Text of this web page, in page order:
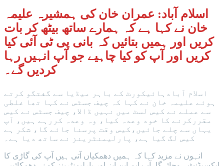
اسلام آباد: عمران خان کی ہمشیرہ علیمہ
خان نے کہا ہے کہ ہمارے ساتھ بیٹھ کر بات
کریں اور ہمیں بتائیں کہ بانی پی ٹی آئی کیا
کریں اور آپ کو کیا چاہیے جو آپ انہیں رہا
کردیں گے۔
اسلام آبادہائیکورٹ کے باہر میڈیا سے گفتگو کرتے
ہوئے علیمہ خان نے کہا کہ چیف جسٹس نے کہا تھا غلطی
سے عملے نے کیس لسٹ میں نہیں ڈالا، چیف جسٹس نے کیس
مقررکرنے کا خود وعدہ کیا، وہ وعدہ کررہے ہیں، آپ
یہاں سے چلے جائیں،کیس وقت پرسنا جائے گا، شکر ہے
کیس لگ گیا ہے، پارلیمنٹرینز نے ساتھ دیا ہے۔
انہوں نے مزید کہا کہ ہمیں دھمکیاں آتی ہیں آپ کی گاڑی کا